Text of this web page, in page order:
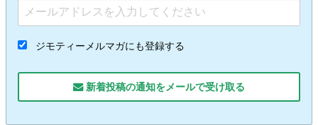
ジモティーメルマガにも登録する
新着投稿の通知をメールで受け取る